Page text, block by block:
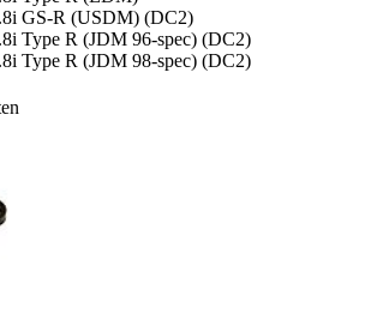
GS-R (USDM) (DC2)
Type R (JDM 96-spec) (DC2)
Type R (JDM 98-spec) (DC2)